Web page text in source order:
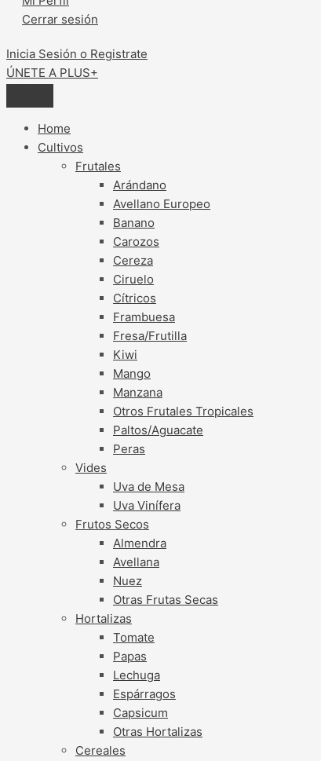
Cerrar sesión
Inicia Sesión o Registrate
ÚNETE A PLUS+
Home
Cultivos
Frutales
Arándano
Avellano Europeo
Banano
Carozos
Cereza
Ciruelo
Cítricos
Frambuesa
Fresa/Frutilla
Kiwi
Mango
Manzana
Otros Frutales Tropicales
Paltos/Aguacate
Peras
Vides
Uva de Mesa
Uva Vinífera
Frutos Secos
Almendra
Avellana
Nuez
Otras Frutas Secas
Hortalizas
Tomate
Papas
Lechuga
Espárragos
Capsicum
Otras Hortalizas
Cereales